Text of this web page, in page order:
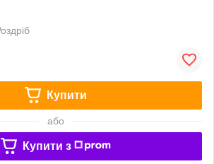
Купити
або
Купити з